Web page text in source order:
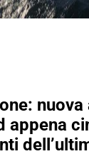
appena